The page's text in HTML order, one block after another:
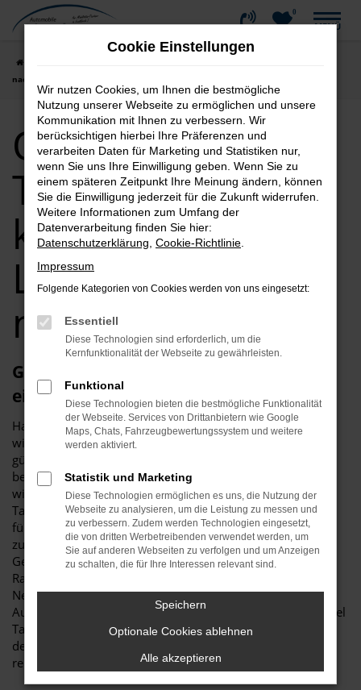
Zum
0
MENÜ
nach Ulm
Opel
Tageszulassung
kaufen |
Lieferservice
nach Ulm
Günstige Opel Tageszulassung für Ulm:
eine Empfehlung von Stitzenberger
Haben Sie Lust auf einen Geheimtipp? Dann präsentieren
wir Ihnen gerne eine Opel Tageszulassung und damit die
günstigste Variante, um in Ulm mobil zu sein. Was das
bedeutet? Vor allem, dass Sie in einen Neuwagen steigen,
wie er günstiger nicht sein könnte. Der Name Opel
Tageszulassung bedeutet, dass das entsprechende Modell
für genau einen Tag in Ulm oder an einer anderen Stelle
zugelassen wurde. Pro forma wird somit ein
Gebrauchtwagen geschaffen, wodurch wir hinsichtlich der
Rabatte vollkommen freie Hand erhalten. Klassische
Neuwagen unterliegen hingegen den Vorgaben der
Automobilhersteller, weswegen Autohändler gerne zur Opel
Tageszulassung greifen. Maximale Qualität und ein Modell
der aktuellen Fahrzeuggeneration werden hier zu einem
rekordverdächtig günstigen Preis angeboten.
Cookie Einstellungen
Wir nutzen Cookies, um Ihnen die bestmögliche
Nutzung unserer Webseite zu ermöglichen und unsere
Kommunikation mit Ihnen zu verbessern. Wir
berücksichtigen hierbei Ihre Präferenzen und
verarbeiten Daten für Marketing und Statistiken nur,
wenn Sie uns Ihre Einwilligung geben. Wenn Sie zu
einem späteren Zeitpunkt Ihre Meinung ändern, können
Sie die Einwilligung jederzeit für die Zukunft widerrufen.
Weitere Informationen zum Umfang der
Datenverarbeitung finden Sie hier:
Datenschutzerklärung Cookie-Richtlinie
Impressum
Folgende Kategorien von Cookies werden von uns eingesetzt:
Essentiell
Diese Technologien sind erforderlich, um die
Kernfunktionalität der Webseite zu gewährleisten.
Funktional
Diese Technologien bieten die bestmögliche Funktionalität
der Webseite. Services von Drittanbietern wie Google
Maps, Chats, Fahrzeugbewertungssystem und weitere
werden aktiviert.
Statistik und Marketing
Diese Technologien ermöglichen es uns, die Nutzung der
Webseite zu analysieren, um die Leistung zu messen und
zu verbessern. Zudem werden Technologien eingesetzt,
die von dritten Werbetreibenden verwendet werden, um
Sie auf anderen Webseiten zu verfolgen und um Anzeigen
zu schalten, die für Ihre Interessen relevant sind.
Speichern
Optionale Cookies ablehnen
Alle akzeptieren